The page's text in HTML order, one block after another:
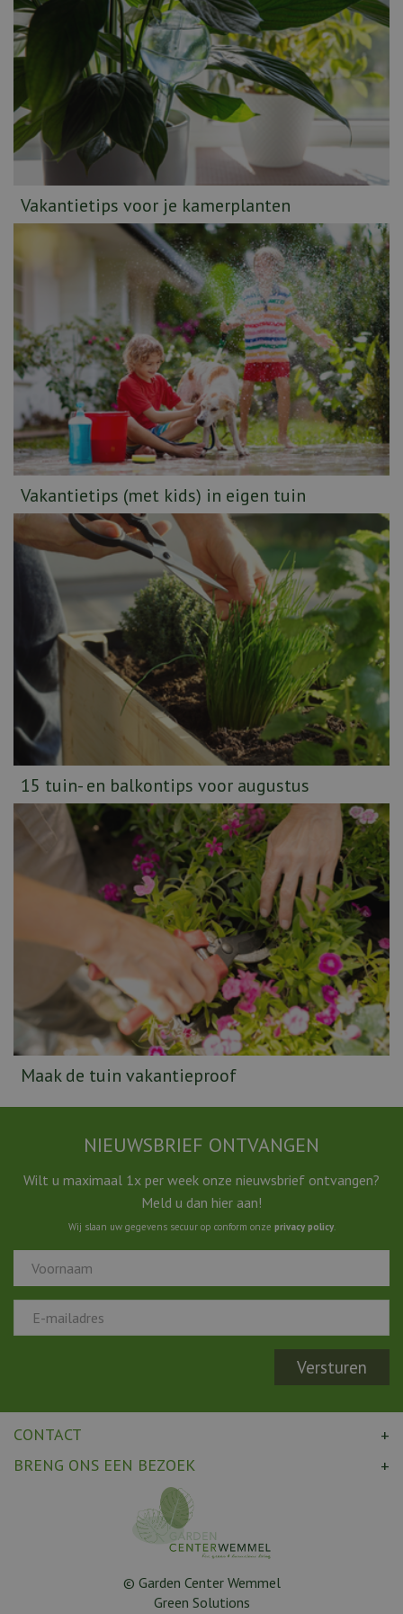
Vakantietips voor je kamerplanten
Vakantietips (met kids) in eigen tuin
15 tuin- en balkontips voor augustus
Maak de tuin vakantieproof
NIEUWSBRIEF ONTVANGEN
Wilt u maximaal 1x per week onze nieuwsbrief ontvangen?
Meld u dan hier aan!
Wij slaan uw gegevens secuur op conform onze privacy policy.
CONTACT
BRENG ONS EEN BEZOEK
© Garden Center Wemmel
Green Solutions